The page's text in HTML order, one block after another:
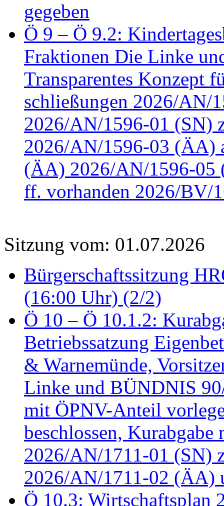
gegeben
Ö 9 – Ö 9.2:
Fraktionen Die Linke
Transparentes Konzept
schließungen 2026/AN/
2026/AN/1596-01 (SN)
2026/AN/1596-03 (ÄA)
(ÄA) 2026/AN/1596-05
ff. vorhanden 2026/BV/
Sitzung vom: 01.07.2026
Bürgerschaftssitzung
(16:00 Uhr) (2/2)
Ö 10 – Ö 10.1.2:
Betriebssatzung
& Warnemünde,
Linke und BÜNDNIS
mit ÖPNV-Anteil
beschlossen,
2026/AN/1711-01 (SN)
2026/AN/1711-02 (ÄA)
Ö 10.3: Wirtschaftsplan